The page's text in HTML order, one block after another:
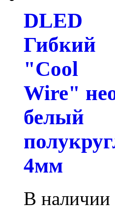
DLED
Гибкий
"Cool
Wire"
белый
4мм
В наличии